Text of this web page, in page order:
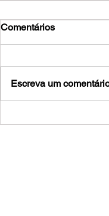
Comentários
Escreva um